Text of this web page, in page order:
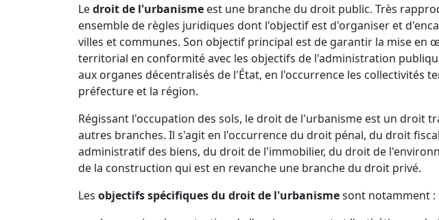
Ledroit de l'urbanisme est une branche du droit public. Très
ensemble de règles juridiques dont l'objectif est d'organiser et
villes et communes. Son objectif principal est de garantir la mise en
territorial en conformité avec les objectifs de l'administration
aux organes décentralisés de l'État, en l'occurrence les collectivités
préfecture et la région.
Régissant l'occupation des sols, le droit de l'urbanisme est un droit
autres branches. Il s'agit en l'occurrence du droit pénal, du droit
administratif des biens, du droit de l'immobilier, du droit de
de la construction qui est en revanche une branche du droit privé.
Les objectifs spécifiques du droit de l'urbanismesont notamment :